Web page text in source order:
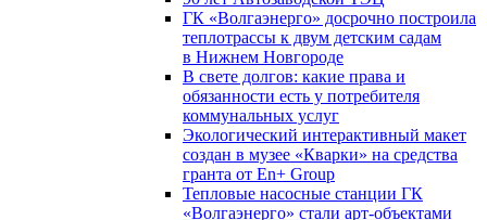
ГК «Волгаэнерго» досрочно построила
теплотрассы к двум детским садам
в Нижнем Новгороде
В свете долгов: какие права и
обязанности есть у потребителя
коммунальных услуг
Экологический интерактивный макет
создан в музее «Кварки» на средства
гранта от En+ Group
Тепловые насосные станции ГК
«Волгаэнерго» стали арт-объектами